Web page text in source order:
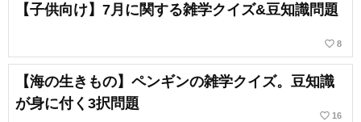
【子供向け】7月に関する雑学クイズ&豆知識問題
favorite_border 8
【海の生きもの】ペンギンの雑学クイズ。豆知識
が身に付く3択問題
favorite_border 16